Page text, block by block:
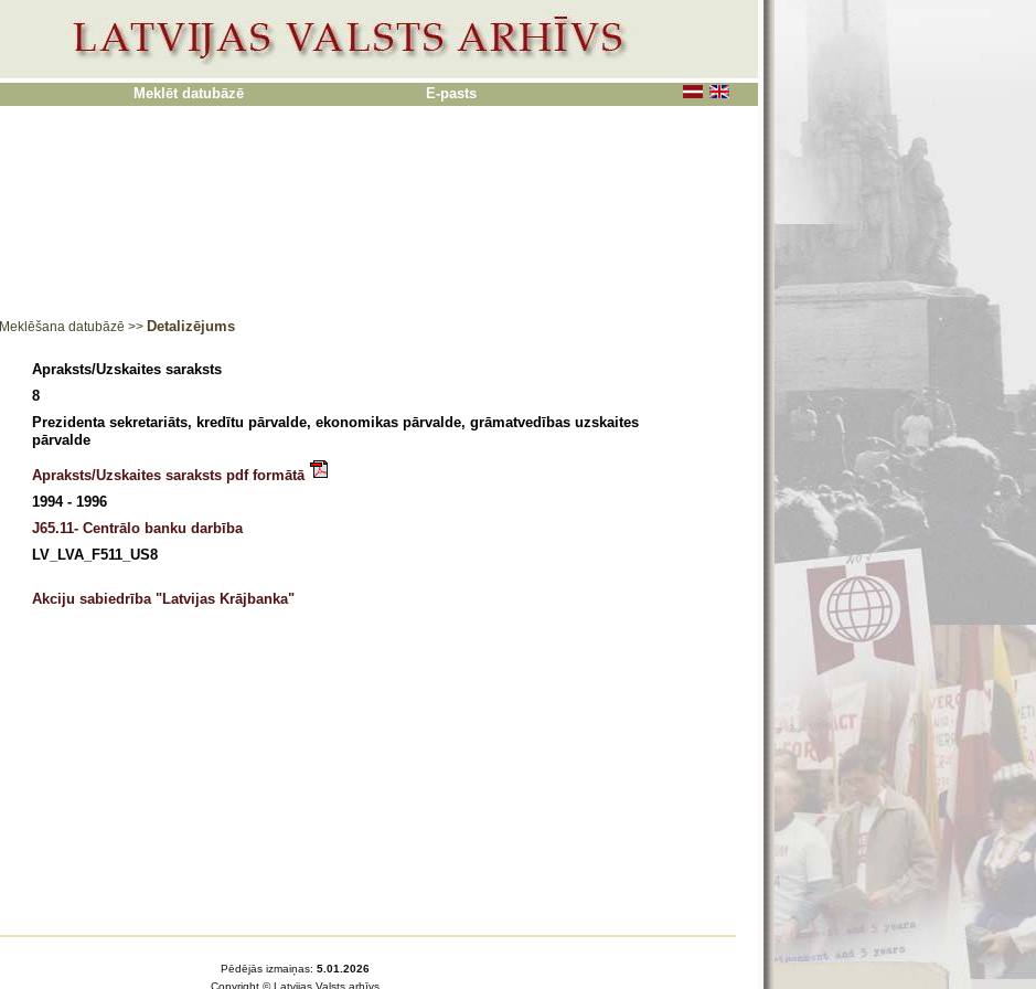
Meklēt datubāzē E-pasts
Meklēšana datubāzē >> Detalizējums
Apraksts/Uzskaites saraksts
8
Prezidenta sekretariāts, kredītu pārvalde, ekonomikas pārvalde, grāmatvedības uzskaites
pārvalde
Apraksts/Uzskaites saraksts pdf formātā
1994 - 1996
J65.11- Centrālo banku darbība
LV_LVA_F511_US8
Akciju sabiedrība "Latvijas Krājbanka"
Pēdējās izmaiņas: 5.01.2026
Copyright © Latvijas Valsts arhīvs